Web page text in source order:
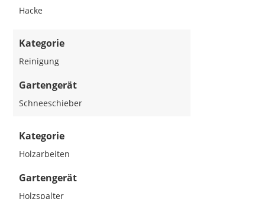
Hacke
Kategorie
Reinigung
Gartengerät
Schneeschieber
Kategorie
Holzarbeiten
Gartengerät
Holzspalter